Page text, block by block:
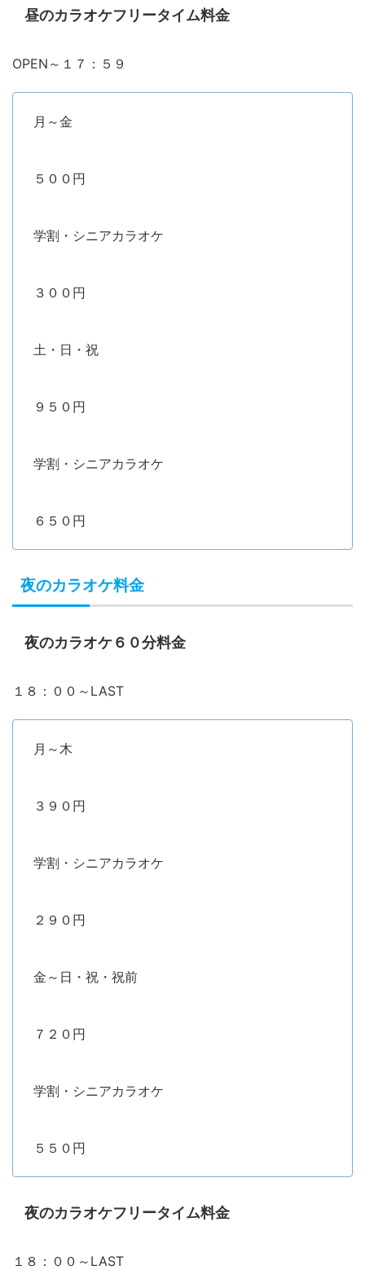
昼のカラオケフリータイム料金
OPEN～１７：５９
月～金
５００円
学割・シニアカラオケ
３００円
土・日・祝
９５０円
学割・シニアカラオケ
６５０円
夜のカラオケ料金
夜のカラオケ６０分料金
１８：００～LAST
月～木
３９０円
学割・シニアカラオケ
２９０円
金～日・祝・祝前
７２０円
学割・シニアカラオケ
５５０円
夜のカラオケフリータイム料金
１８：００～LAST